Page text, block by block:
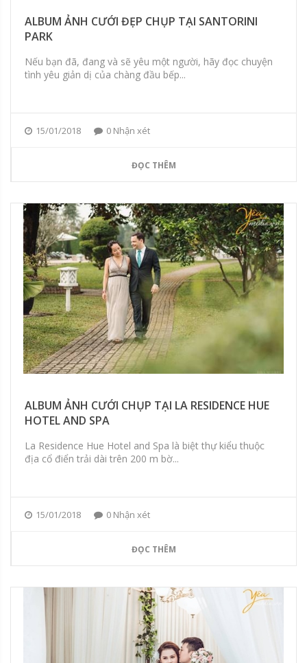
ALBUM ẢNH CƯỚI ĐẸP CHỤP TẠI SANTORINI
PARK
Nếu bạn đã, đang và sẽ yêu một người, hãy đọc chuyện
tình yêu giản dị của chàng đầu bếp...
15/01/2018 0 Nhận xét
ĐỌC THÊM
ALBUM ẢNH CƯỚI CHỤP TẠI LA RESIDENCE HUE
HOTEL AND SPA
La Residence Hue Hotel and Spa là biệt thự kiểu thuộc
địa cổ điển trải dài trên 200 m bờ...
15/01/2018 0 Nhận xét
ĐỌC THÊM